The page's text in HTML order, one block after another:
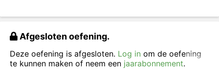
ze inprentwoorden of weetwoorden. Veel van deze
het Frans. Je leert deze woorden vooral door ze
vaak te zien en te schrijven.
Lees het woord, zeg het woord hardop (als dat kan)
en typ het woord in het vakje.
Afgesloten oefening.
Deze oefening is afgesloten. Log in om de oefening
te kunnen maken of neem een jaarabonnement.